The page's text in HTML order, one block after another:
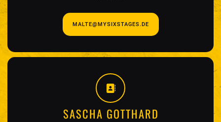
MALTE@MYSIXSTAGES.DE
SASCHA GOTTHARD